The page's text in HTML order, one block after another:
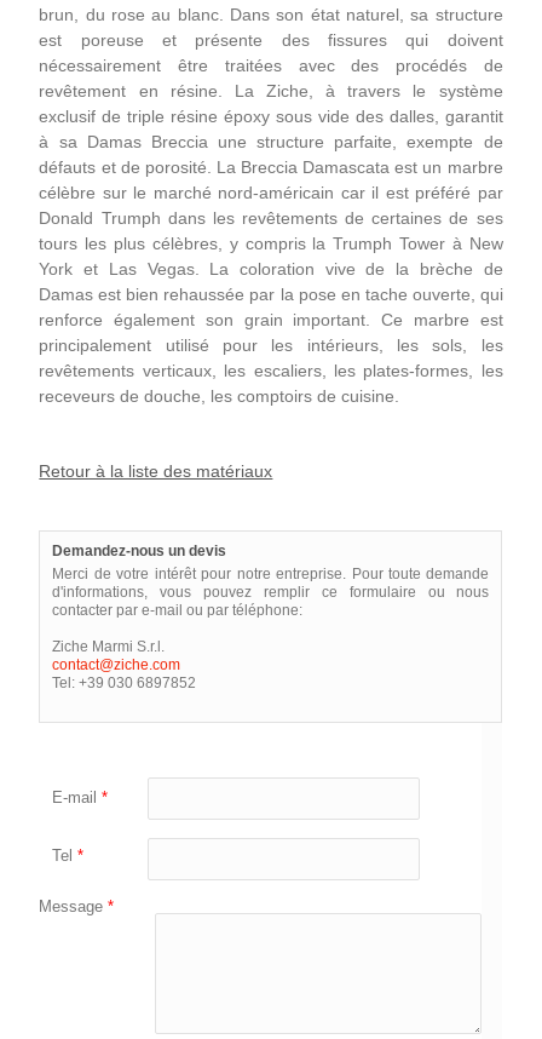
brun, du rose au blanc. Dans son état naturel, sa structure
est poreuse et présente des fissures qui doivent
nécessairement être traitées avec des procédés de
revêtement en résine. La Ziche, à travers le système
exclusif de triple résine époxy sous vide des dalles, garantit
à sa Damas Breccia une structure parfaite, exempte de
défauts et de porosité. La Breccia Damascata est un marbre
célèbre sur le marché nord-américain car il est préféré par
Donald Trumph dans les revêtements de certaines de ses
tours les plus célèbres, y compris la Trumph Tower à New
York et Las Vegas. La coloration vive de la brèche de
Damas est bien rehaussée par la pose en tache ouverte, qui
renforce également son grain important. Ce marbre est
principalement utilisé pour les intérieurs, les sols, les
revêtements verticaux, les escaliers, les plates-formes, les
receveurs de douche, les comptoirs de cuisine.
Retour à la liste des matériaux
Demandez-nous un devis
Merci de votre intérêt pour notre entreprise. Pour toute demande
d'informations, vous pouvez remplir ce formulaire ou nous
contacter par e-mail ou par téléphone:
Ziche Marmi S.r.l.
contact@ziche.com
Tel: +39 030 6897852
E-mail*
Tel*
Message*